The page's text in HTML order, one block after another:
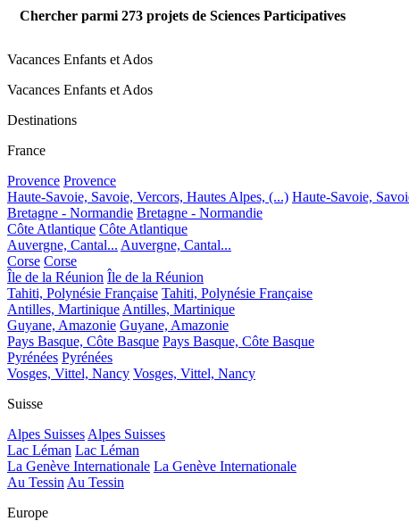
Chercher parmi 273 projets de Sciences Participatives
Vacances Enfants et Ados
Vacances Enfants et Ados
Destinations
France
Provence Provence
Haute-Savoie, Savoie, Vercors, Hautes Alpes, (...) Haute-Savoie,
Bretagne - Normandie Bretagne - Normandie
Côte Atlantique Côte Atlantique
Auvergne, Cantal... Auvergne, Cantal...
Corse Corse
Île de la Réunion Île de la Réunion
Tahiti, Polynésie Française Tahiti, Polynésie Française
Antilles, Martinique Antilles, Martinique
Guyane, Amazonie Guyane, Amazonie
Pays Basque, Côte Basque Pays Basque, Côte Basque
Pyrénées Pyrénées
Vosges, Vittel, Nancy Vosges, Vittel, Nancy
Suisse
Alpes Suisses Alpes Suisses
Lac Léman Lac Léman
La Genève Internationale La Genève Internationale
Au Tessin Au Tessin
Europe